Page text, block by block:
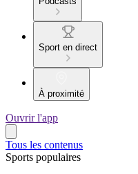
Sport en direct
À proximité
Ouvrir l'app
Tous les contenus
Sports populaires